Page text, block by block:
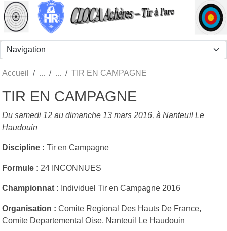
Accueil TIR EN CAMPAGNE
TIR EN CAMPAGNE
Du samedi 12 au dimanche 13 mars 2016, à Nanteuil Le
Haudouin
Discipline : Tir en Campagne
Formule : 24 INCONNUES
Championnat : Individuel Tir en Campagne 2016
Organisation : Comite Regional Des Hauts De France,
Comite Departemental Oise, Nanteuil Le Haudouin
Panneau de gestion des cookies